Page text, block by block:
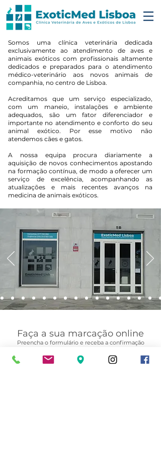
Somos uma clínica veterinária dedicada
exclusivamente ao atendimento de aves e
animais exóticos com profissionais altamente
dedicados e preparados para o atendimento
médico-veterinário aos novos animais de
companhia, no centro de Lisboa.
Acreditamos que um serviço especializado,
com um maneio, instalações e ambiente
adequados, são um fator diferenciador e
importante no atendimento e conforto do seu
animal exótico. Por esse motivo não
atendemos cães e gatos.
A nossa equipa procura diariamente a
aquisição de novos conhecimentos apostando
na formação contínua, de modo a oferecer um
serviço de excelência, acompanhando as
atualizações e mais recentes avanços na
medicina de animais exóticos.
Faça a sua marcação online
Preencha o formulário e receba a confirmação
MARCAR CONSULTA